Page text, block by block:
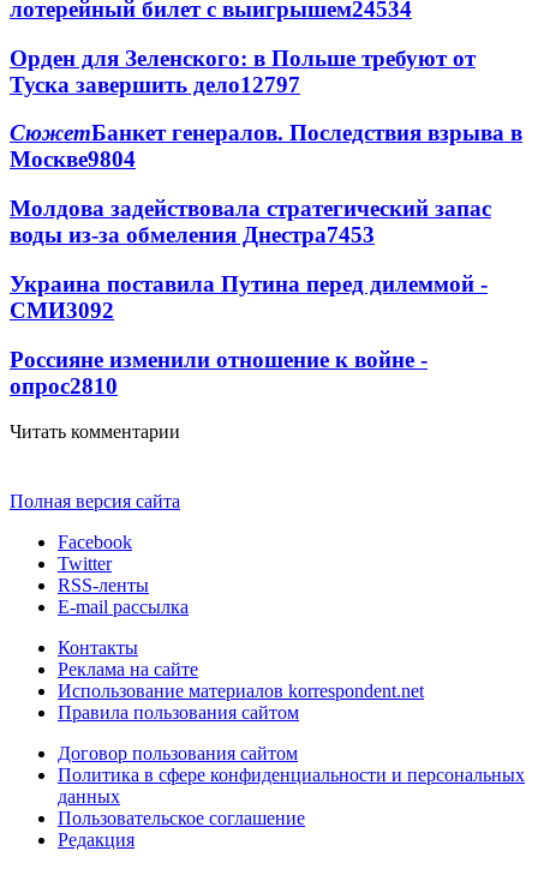
лотерейный билет с выигрышем24534
Орден для Зеленского: в Польше требуют от
Туска завершить дело12797
СюжетБанкет генералов. Последствия взрыва в
Москве9804
Молдова задействовала стратегический запас
воды из-за обмеления Днестра7453
Украина поставила Путина перед дилеммой -
СМИ3092
Россияне изменили отношение к войне -
опрос2810
Читать комментарии
Полная версия сайта
Facebook
Twitter
RSS-ленты
E-mail рассылка
Контакты
Реклама на сайте
Использование материалов korrespondent.net
Правила пользования сайтом
Договор пользования сайтом
Политика в сфере конфиденциальности и персональных
данных
Пользовательское соглашение
Редакция